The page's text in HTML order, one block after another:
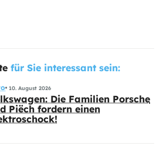
für Sie interessant sein:
10. August 2026
Die Familien Porsche
Piëch fordern einen